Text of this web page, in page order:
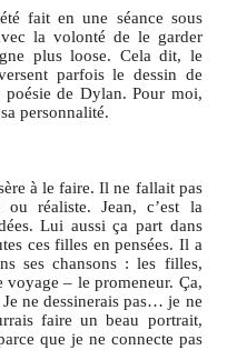
fait en une séance sous
la volonté de le garder
plus loose. Cela dit, le
parfois le dessin de
poésie de Dylan. Pour moi,
personnalité.
à le faire. Il ne fallait pas
réaliste. Jean, c’est la
Lui aussi ça part dans
ces filles en pensées. Il a
ses chansons : les filles,
– le promeneur. Ça,
Je ne dessinerais pas… je ne
faire un beau portrait,
que je ne connecte pas